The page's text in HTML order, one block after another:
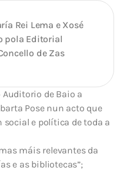
Rei Lema e Xosé
pola Editorial
de Zas
Auditorio de Baio a
Posenun acto que
e política de toda a
máis relevantes da
e as bibliotecas”;